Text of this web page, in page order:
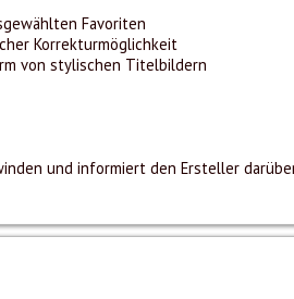
Favoriten
Korrekturmöglichkeit
von stylischen Titelbildern
und informiert den Ersteller